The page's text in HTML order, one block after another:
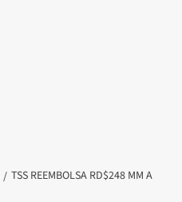
TSS REEMBOLSA RD$248 MM A